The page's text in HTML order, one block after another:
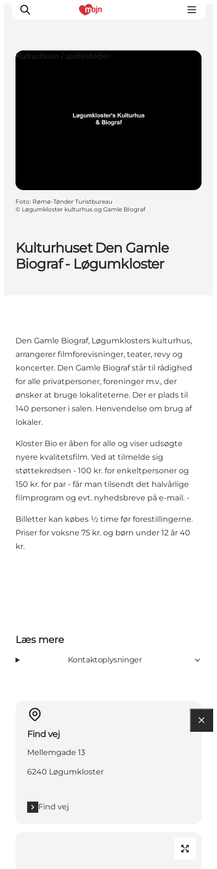
Kulturhuset Den Gamle
Biograf - Løgumkloster
Kulturhuse / spillesteder
Foto: Rømø-Tønder Turistbureau
© Løgumkloster kulturhus og Gamle BIograf
Den Gamle Biograf, Løgumklosters kulturhus,
arrangerer filmforevisninger, teater, revy og
koncerter. Den Gamle Biograf står til rådighed
for alle privatpersoner, foreninger m.v., der
ønsker at bruge lokaliteterne. Der er plads til
140 personer i salen. Henvendelse om brug af
lokaler.
Kloster Bio er åben for alle og viser udsøgte
nyere kvalitetsfilm. Ved at tilmelde sig
støttekredsen - 100 kr. for enkeltpersoner og
150 kr. for par - får man tilsendt det halvårlige
filmprogram og evt. nyhedsbreve på e-mail. -
Billetter kan købes ½ time før forestillingerne.
Priser for voksne 75 kr. og børn under 12 år 40
kr.
Læs mere
Kontaktoplysninger
Find vej
Mellemgade 13
6240 Løgumkloster
Find vej